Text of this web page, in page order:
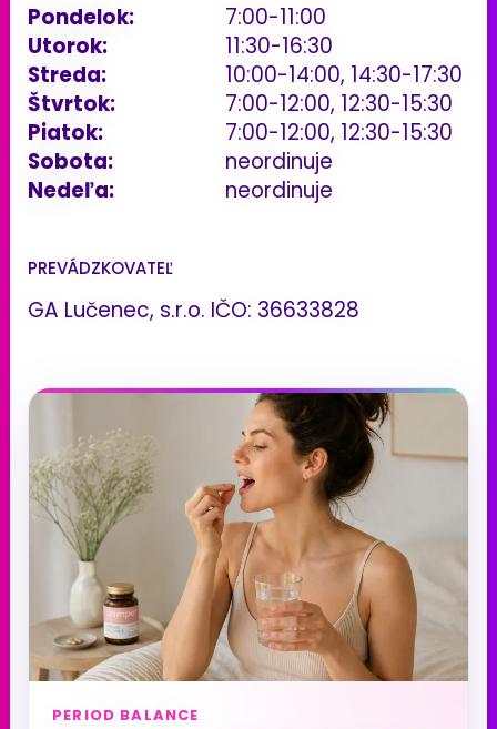
Pondelok:
7:00-11:00
Utorok:
11:30-16:30
Streda:
10:00-14:00, 14:30-17:30
Štvrtok:
7:00-12:00, 12:30-15:30
Piatok:
7:00-12:00, 12:30-15:30
Sobota:
neordinuje
Nedeľa:
neordinuje
PREVÁDZKOVATEĽ
GA Lučenec, s.r.o. IČO: 36633828
PERIOD BALANCE